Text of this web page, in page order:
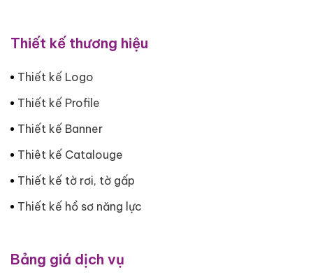
Thiết kế thương hiệu
Thiết kế Logo
Thiết kế Profile
Thiết kế Banner
Thiêt kế Catalouge
Thiết kế tờ rơi, tờ gấp
Thiết kế hồ sơ năng lực
Bảng giá dịch vụ